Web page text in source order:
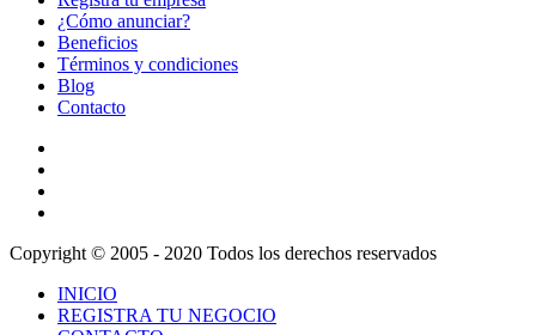
¿Cómo anunciar?
Beneficios
Términos y condiciones
Blog
Contacto
Copyright © 2005 - 2020 Todos los derechos reservados
INICIO
REGISTRA TU NEGOCIO